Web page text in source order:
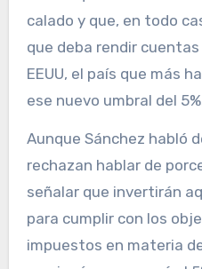
calado y que, en todo
que deba rendir
EEUU, el país que más
ese nuevo umbral del
Aunque Sánchez habló
rechazan hablar de
señalar que invertirán
para cumplir con los
impuestos en materia